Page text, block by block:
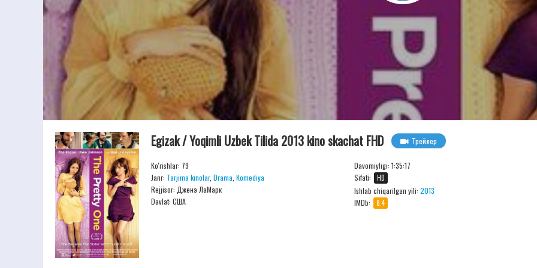
Egizak / Yoqimli Uzbek Tilida 2013 kino skachat FHD Трейлер
Ko'rishlar: 79
Janr: Tarjima kinolar, Drama Komediya
Rejjisor: Дженэ ЛаМарк
Davlat: США
Davomiyligi:1:35:17
Sifati:
HD
Ishlab chiqarilgan yili:2013
IMDb:
8.4